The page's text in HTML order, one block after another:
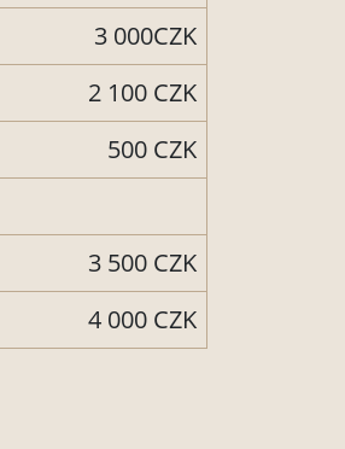
3 000CZK
2 100 CZK
500 CZK
3 500 CZK
4 000 CZK